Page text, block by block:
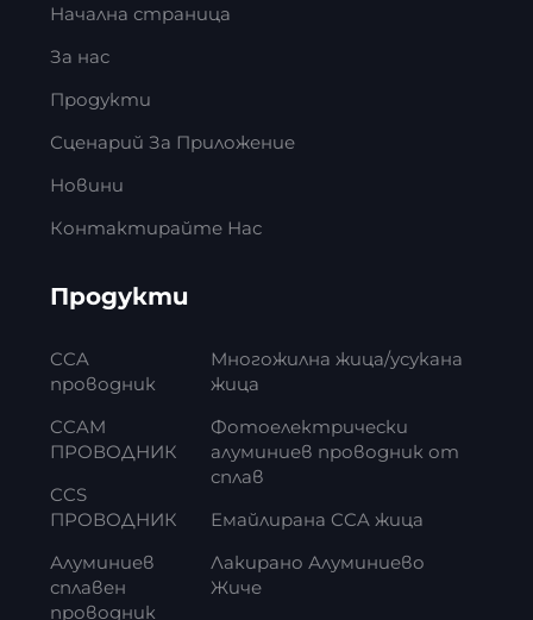
Начална страница
За нас
Продукти
Сценарий За Приложение
Новини
Контактирайте Нас
Продукти
CCA
проводник
CCAM
ПРОВОДНИК
CCS
ПРОВОДНИК
Алуминиев
сплавен
проводник
Многожилна жица/усукана
жица
Фотоелектрически
алуминиев проводник от
сплав
Емайлирана CCA жица
Лакирано Алуминиево
Жиче